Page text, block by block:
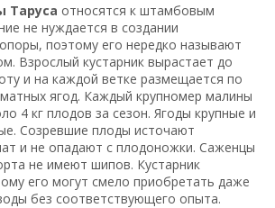
Таруса относятся к штамбовым
не нуждается в создании
поэтому его нередко называют
Взрослый кустарник вырастает до
и на каждой ветке размещается по
ягод. Каждый крупномер малины
4 кг плодов за сезон. Ягоды крупные и
Созревшие плоды источают
и не опадают с плодоножки. Саженцы
не имеют шипов. Кустарник
его могут смело приобретать даже
без соответствующего опыта.